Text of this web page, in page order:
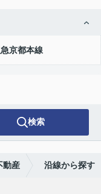
急京都本線
検索
動産 沿線から探す